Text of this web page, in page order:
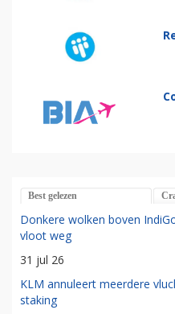
Best gelezen
Donkere wolken boven
vloot weg
31 jul 26
KLM annuleert meerdere
staking